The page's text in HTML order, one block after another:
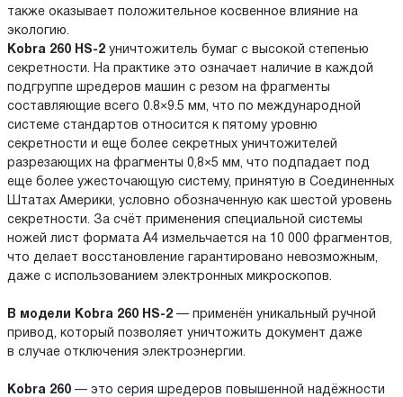
также оказывает положительное косвенное влияние на
экологию.
Kobra 260 HS-2 уничтожитель бумаг с высокой степенью
секретности. На практике это означает наличие в каждой
подгруппе шредеров машин с резом на фрагменты
составляющие всего 0.8×9.5 мм, что по международной
системе стандартов относится к пятому уровню
секретности и еще более секретных уничтожителей
разрезающих на фрагменты 0,8×5 мм, что подпадает под
еще более ужесточающую систему, принятую в Соединенных
Штатах Америки, условно обозначенную как шестой уровень
секретности. За счёт применения специальной системы
ножей лист формата А4 измельчается на 10 000 фрагментов,
что делает восстановление гарантировано невозможным,
даже с использованием электронных микроскопов.
В модели Kobra 260 HS-2 — применён уникальный ручной
привод, который позволяет уничтожить документ даже
в случае отключения электроэнергии.
Kobra 260 — это серия шредеров повышенной надёжности